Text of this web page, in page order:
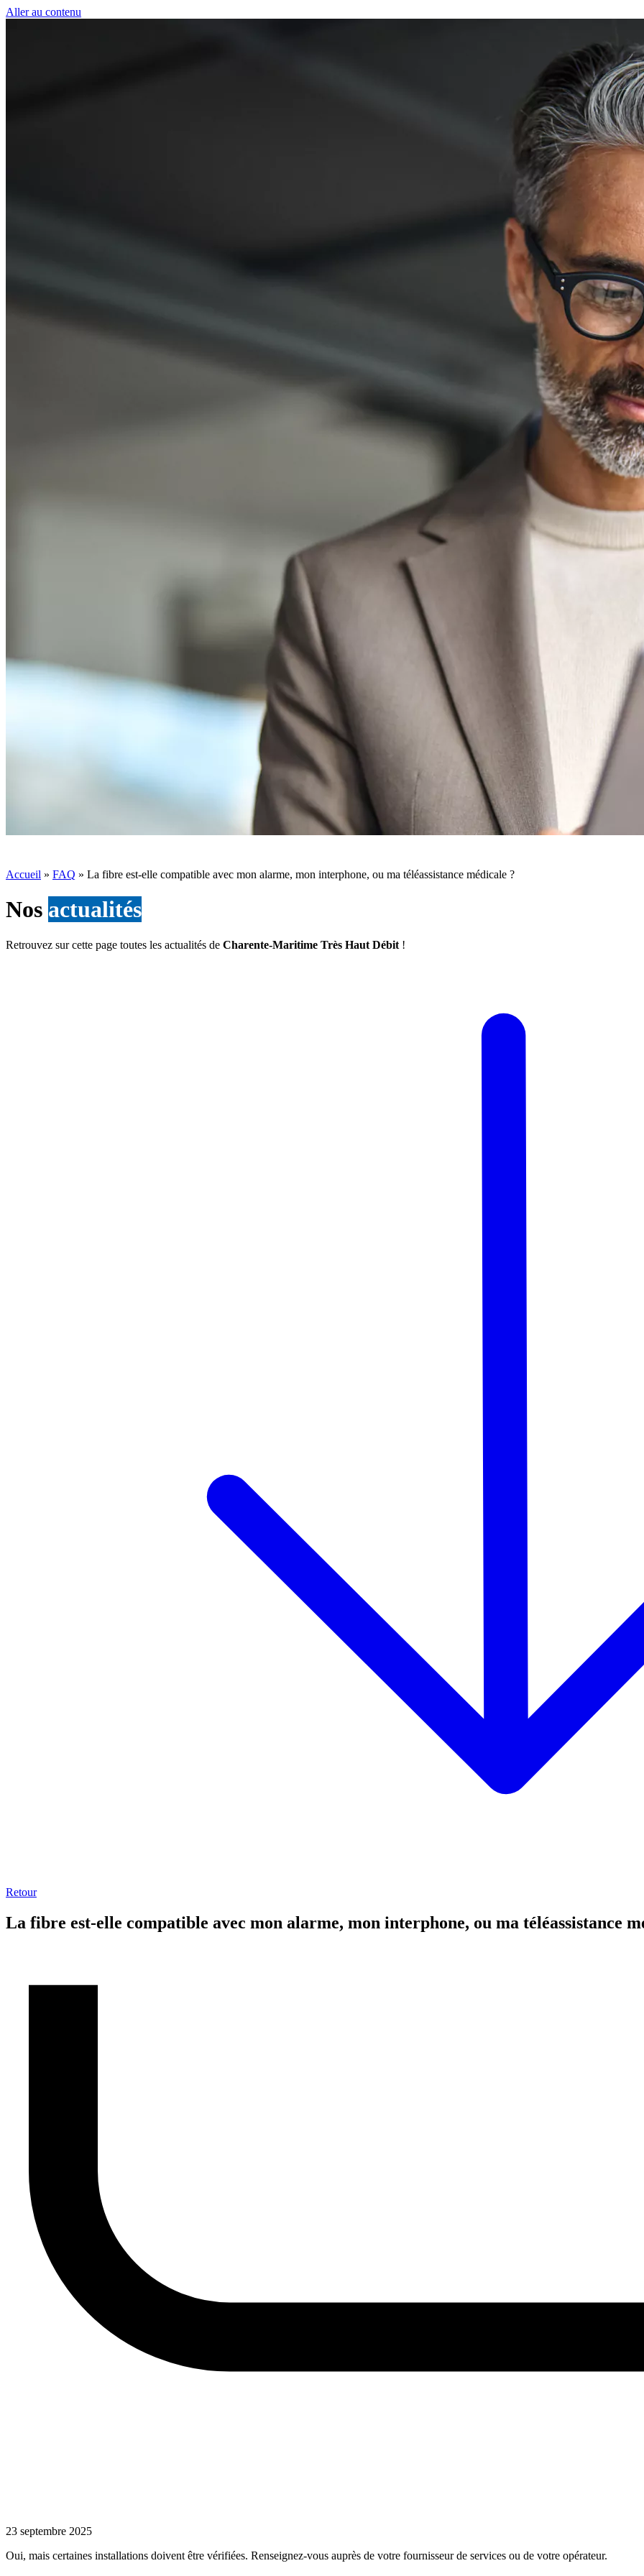
Aller au contenu
Accueil » FAQ » La fibre est-elle compatible avec mon alarme, mon interphone, ou ma téléassistance médicale ?
Nos actualités
Retrouvez sur cette page toutes les actualités de Charente-Maritime Très Haut Débit !
Retour
La fibre est-elle compatible avec mon alarme, mon interphone, ou ma téléassistance
23 septembre 2025
Oui, mais certaines installations doivent être vérifiées. Renseignez-vous auprès de votre fournisseur de services ou de votre opérateur.
Panneau de gestion des cookies